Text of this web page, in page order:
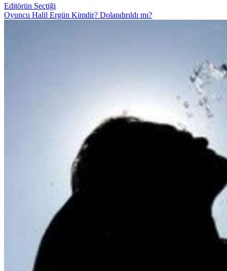
Editörün Seçtiği
Oyuncu Halil Ergün Kimdir? Dolandırıldı mı?